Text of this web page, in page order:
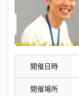
開催日時
開催場所